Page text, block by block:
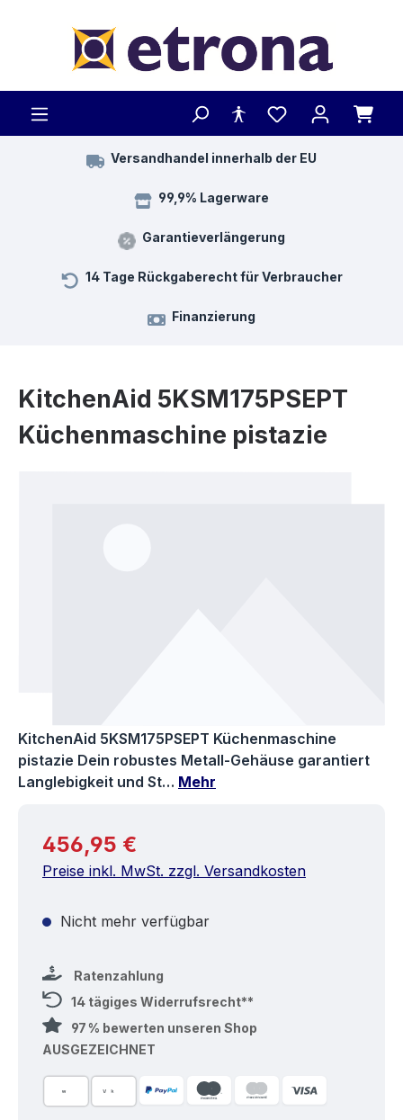
Versandhandel innerhalb der EU
99,9% Lagerware
Garantieverlängerung
14 Tage Rückgaberecht für Verbraucher
Finanzierung
KitchenAid 5KSM175PSEPT
Küchenmaschine pistazie
KitchenAid 5KSM175PSEPT Küchenmaschine
pistazie Dein robustes Metall-Gehäuse garantiert
Langlebigkeit und St… Mehr
Regulärer Preis:
456,95 €
Preise inkl. MwSt. zzgl. Versandkosten
Nicht mehr verfügbar
Ratenzahlung
14 tägiges Widerrufsrecht**
97 % bewerten unseren Shop
AUSGEZEICHNET